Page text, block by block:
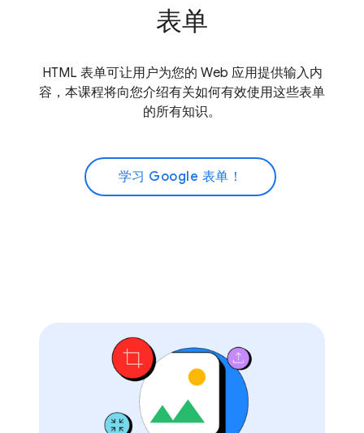
表单
HTML 表单可让用户为您的 Web 应用提供输入内
容，本课程将向您介绍有关如何有效使用这些表单
的所有知识。
学习 Google 表单！